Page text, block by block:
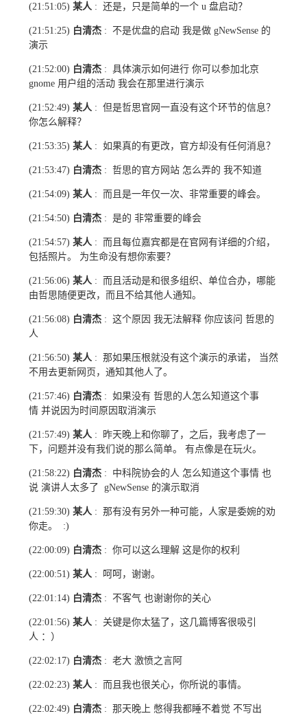
(21:51:05) 某人 : 还是，只是简单的一个 u 盘启动？
(21:51:25) 白清杰 : 不是优盘的启动 我是做 gNewSense 的
演示
(21:52:00) 白清杰 : 具体演示如何进行 你可以参加北京
gnome 用户组的活动 我会在那里进行演示
(21:52:49) 某人 : 但是哲思官网一直没有这个环节的信息？
你怎么解释？
(21:53:35) 某人 : 如果真的有更改，官方却没有任何消息？
(21:53:47) 白清杰 : 哲思的官方网站 怎么弄的 我不知道
(21:54:09) 某人 : 而且是一年仅一次、非常重要的峰会。
(21:54:50) 白清杰 : 是的 非常重要的峰会
(21:54:57) 某人 : 而且每位嘉宾都是在官网有详细的介绍，
包括照片。 为生命没有想你索要？
(21:56:06) 某人 : 而且活动是和很多组织、单位合办，哪能
由哲思随便更改，而且不给其他人通知。
(21:56:08) 白清杰 : 这个原因 我无法解释 你应该问 哲思的
人
(21:56:50) 某人 : 那如果压根就没有这个演示的承诺， 当然
不用去更新网页，通知其他人了。
(21:57:46) 白清杰 : 如果没有 哲思的人怎么知道这个事
情 并说因为时间原因取消演示
(21:57:49) 某人 :
昨天晚上和你聊了，之后，我考虑了一
下，问题并没有我们说的那么简单。 有点像是在玩火。
(21:58:22) 白清杰 : 中科院协会的人 怎么知道这个事情 也
说 演讲人太多了 gNewSense 的演示取消
(21:59:30) 某人 : 那有没有另外一种可能，人家是委婉的劝
你走。 :)
(22:00:09) 白清杰 : 你可以这么理解 这是你的权利
(22:00:51) 某人 : 呵呵，谢谢。
(22:01:14) 白清杰 : 不客气 也谢谢你的关心
(22:01:56) 某人 : 关键是你太猛了，这几篇博客很吸引
人 ：）
(22:02:17) 白清杰 : 老大 激愤之言阿
(22:02:23) 某人 : 而且我也很关心，你所说的事情。
(22:02:49) 白清杰 : 那天晚上 憋得我都睡不着觉 不写出